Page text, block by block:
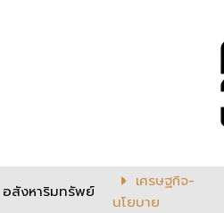
อสังหาริมทรัพย์
เศรษฐกิจ-
นโยบาย